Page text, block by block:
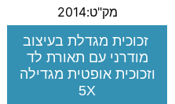
מק"ט:2014
זכוכית מגדלת בעיצוב
מודרני עם תאורת לד
וזכוכית אופטית מגדילה
5X